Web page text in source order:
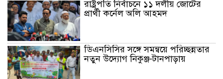
রাষ্ট্রপতি নির্বাচনে ১১ দলীয় জোটের
প্রার্থী কর্নেল অলি আহমদ
ডিএনসিসির সঙ্গে সমন্বয়ে পরিচ্ছন্নতার
নতুন উদ্যোগ নিকুঞ্জ-টানপাড়ায়